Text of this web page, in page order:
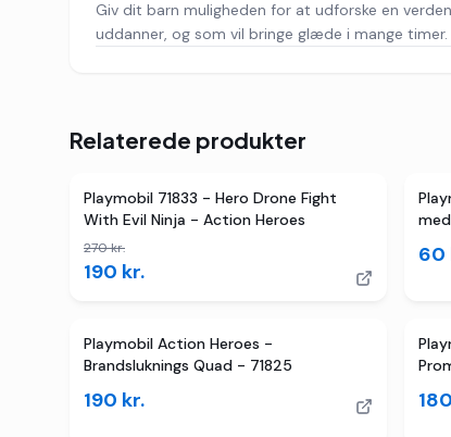
Giv dit barn muligheden for at udforske en
uddanner, og som vil bringe glæde i mange timer.
Relaterede produkter
TILBUD
Playmobil 71833 - Hero Drone Fight
With Evil Ninja - Action Heroes
270kr.
190 kr.
60
Playmobil Action Heroes -
Brandsluknings Quad - 71825
190 kr. 180